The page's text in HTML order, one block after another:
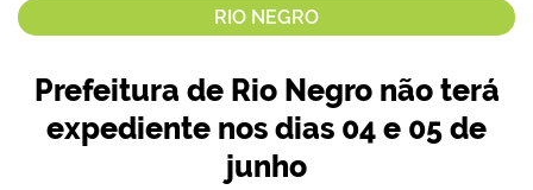
RIO NEGRO
Prefeitura de Rio Negro não terá
expediente nos dias 04 e 05 de
junho